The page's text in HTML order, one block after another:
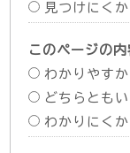
見つけにく
このページの
わかりやすか
どちらとも
わかりにくか